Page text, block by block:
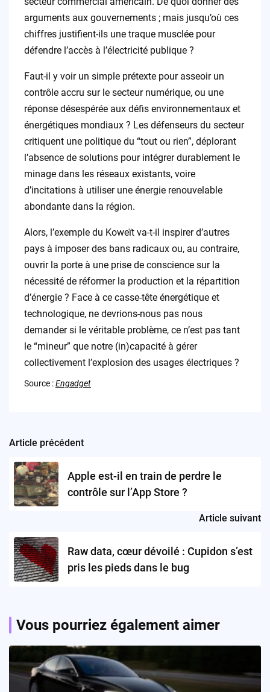
arguments aux gouvernements ; mais jusqu’où ces
chiffres justifient-ils une traque musclée pour
défendre l’accès à l’électricité publique ?
Faut-il y voir un simple prétexte pour asseoir un
contrôle accru sur le secteur numérique, ou une
réponse désespérée aux défis environnementaux et
énergétiques mondiaux ? Les défenseurs du secteur
critiquent une politique du “tout ou rien”, déplorant
l’absence de solutions pour intégrer durablement le
minage dans les réseaux existants, voire
d’incitations à utiliser une énergie renouvelable
abondante dans la région.
Alors, l’exemple du Koweït va-t-il inspirer d’autres
pays à imposer des bans radicaux ou, au contraire,
ouvrir la porte à une prise de conscience sur la
nécessité de réformer la production et la répartition
d’énergie ? Face à ce casse-tête énergétique et
technologique, ne devrions-nous pas nous
demander si le véritable problème, ce n’est pas tant
le “mineur” que notre (in)capacité à gérer
collectivement l’explosion des usages électriques ?
Source :Engadget
Post
navigation
Article précédent
Apple est-il en train de perdre le
contrôle sur l’App Store ?
Article suivant
Raw data, cœur dévoilé : Cupidon s’est
pris les pieds dans le bug
Vous pourriez également aimer